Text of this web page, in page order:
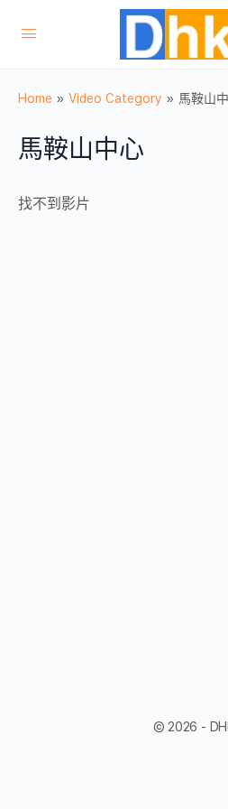
Home » Video Category » 馬鞍山
馬鞍山中心
找不到影片
© 2026 -